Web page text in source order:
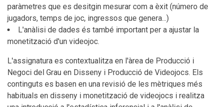
paràmetres que es desitgin mesurar com a èxit (número de
jugadors, temps de joc, ingressos que genera...)
L'anàlisi de dades és també important per a ajustar la
monetització d'un videojoc.
L'assignatura es contextualitza en l'àrea de Producció i
Negoci del Grau en Disseny i Producció de Videojocs. Els
continguts es basen en una revisió de les mètriques més
habituals en disseny i monetització de videojocs i realitza